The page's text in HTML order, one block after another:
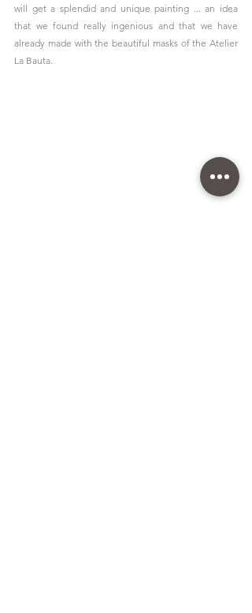
will get a splendid and unique painting ... an idea
that we found really ingenious and that we have
already made with the beautiful masks of the Atelier
La Bauta.